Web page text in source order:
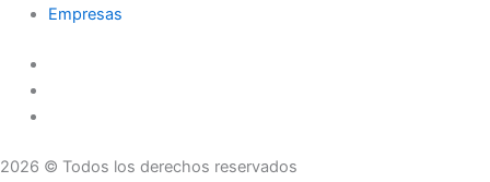
Empresas
2026 © Todos los derechos reservados